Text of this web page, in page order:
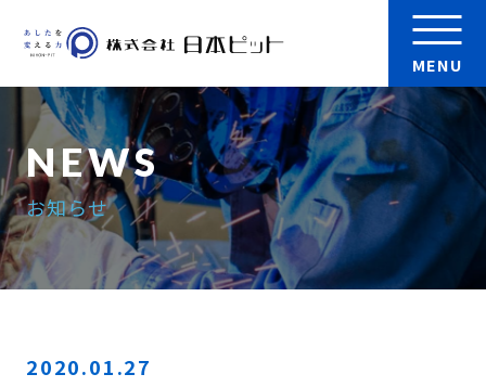
会社案内
製品
実績
採用情報
MENU
お知らせ
2020.01.27